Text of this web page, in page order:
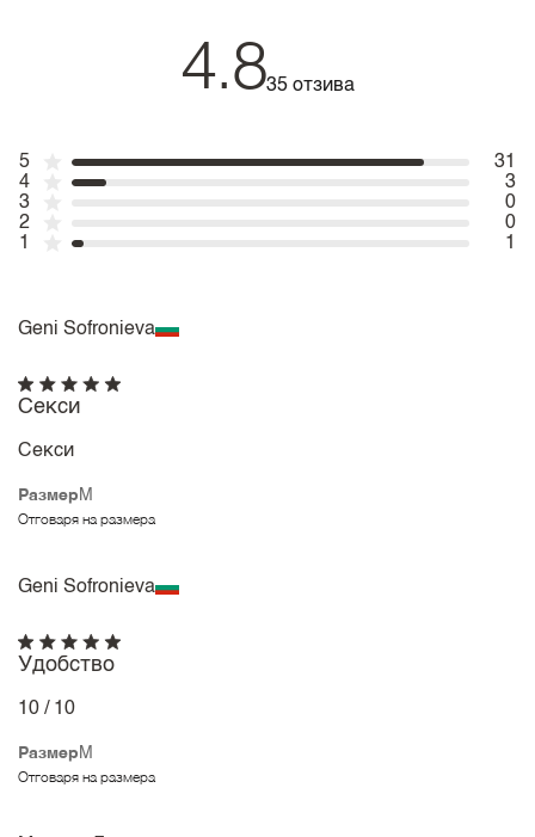
4.835 отзива
5
31
4
3
3
0
2
0
1
1
Geni Sofronieva
Размер M
Отговаря на размера
Секси
Секси
Geni Sofronieva
Размер M
Отговаря на размера
Удобство
10 / 10